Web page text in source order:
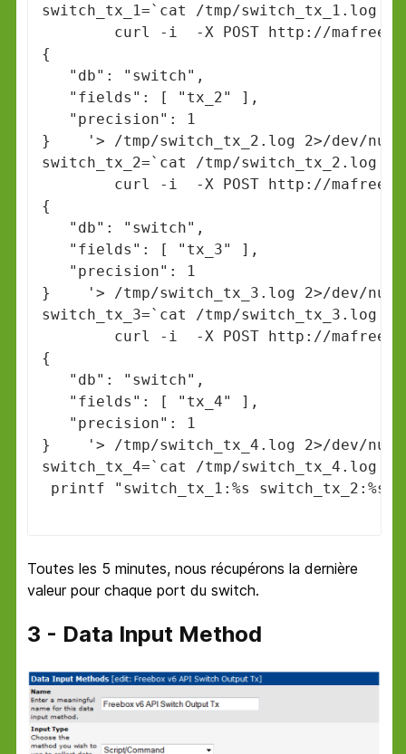
switch_tx_1=`cat /tmp/
{
   "db": "switch",
   "fields": [ "tx_2" ],
   "precision": 1
}    '> /tmp/switch_tx_2.log 2>/dev/null
switch_tx_2=`cat /tmp/
{
   "db": "switch",
   "fields": [ "tx_3" ],
   "precision": 1
}    '> /tmp/switch_tx_3.log 2>/dev/null
switch_tx_3=`cat /tmp/
{
   "db": "switch",
   "fields": [ "tx_4" ],
   "precision": 1
}    '> /tmp/switch_tx_4.log 2>/dev/null
switch_tx_4=`cat /tmp/
printf "switch_tx_1:%s switch_tx_2:%s
Toutes les 5 minutes, nous récupérons la dernière
valeur pour chaque port du switch.
3 - Data Input Method